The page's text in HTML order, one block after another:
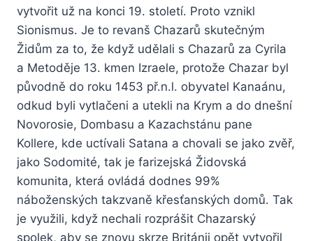
vytvořit už na konci 19. století. Proto vznikl
Sionismus. Je to revanš Chazarů skutečným
Židům za to, že když udělali s Chazarů za Cyrila
a Metoděje 13. kmen Izraele, protože Chazar byl
původně do roku 1453 př.n.l. obyvatel Kanaánu,
odkud byli vytlačeni a utekli na Krym a do dnešní
Novorosie, Dombasu a Kazachstánu pane
Kollere, kde uctívali Satana a chovali se jako zvěř,
jako Sodomité, tak je farizejská Židovská
komunita, která ovládá dodnes 99%
náboženských takzvaně křesťanských domů. Tak
je využili, když nechali rozprášit Chazarský
spolek, aby se znovu skrze Británii opět vytvořil